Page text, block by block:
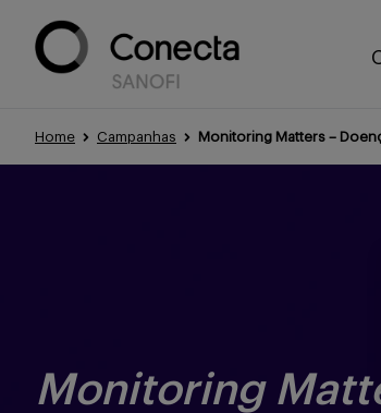
Home Campanhas Monitoring Matters –
Monitoring